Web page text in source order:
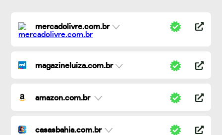
mercadolivre.com.br
magazineluiza.com.br
amazon.com.br
casasbahia.com.br